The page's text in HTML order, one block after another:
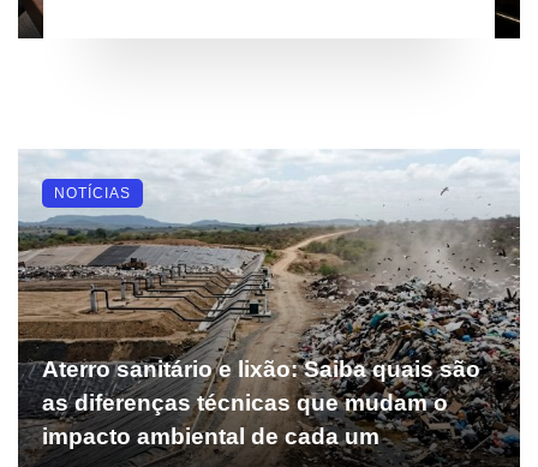
Aterro sanitário e lixão: Saiba quais são
as diferenças técnicas que mudam o
impacto ambiental de cada um
NOTÍCIAS